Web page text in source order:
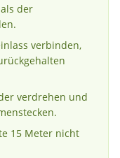
der
verbinden,
verdrehen und
15 Meter nicht